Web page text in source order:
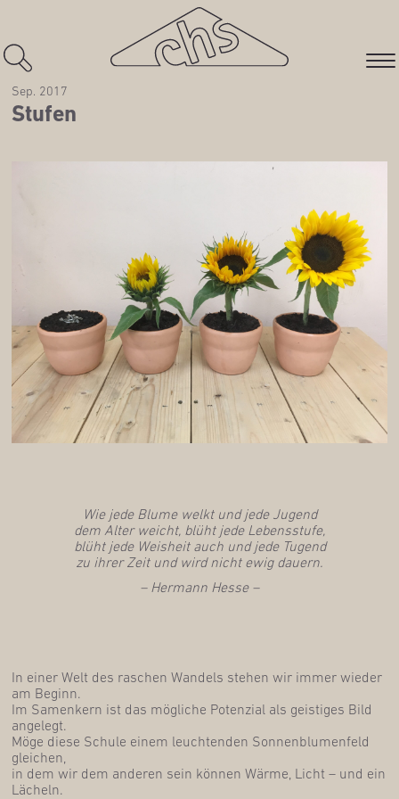
Stu­fen
Sep. 2017
Wie jede Blu­me welkt und jede Jugend
dem Alter weicht, blüht jede Lebens­stu­fe,
blüht jede Weis­heit auch und jede Tugend
zu ihrer Zeit und wird nicht ewig dauern.
– Her­mann Hesse –
In einer Welt des raschen Wan­dels ste­hen wir immer wie­der
am Beginn.
Im Samen­kern ist das mög­li­che Poten­zi­al als geis­ti­ges Bild
ange­legt.
Möge die­se Schu­le einem leuch­ten­den Son­nen­blu­men­feld
glei­chen,
in dem wir dem ande­ren sein kön­nen Wär­me, Licht – und ein
Lächeln.